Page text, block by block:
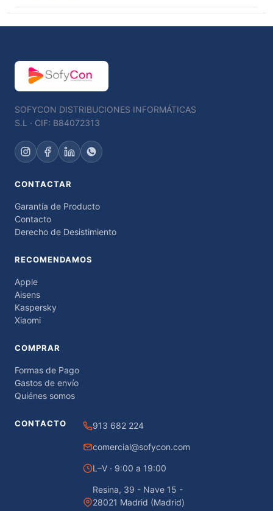
SOFYCON DISTRIBUCIONES INFORMÁTICAS
S.L · CIF: B84072313
CONTACTAR
Garantía de Producto
Contacto
Derecho de Desistimiento
RECOMENDAMOS
Apple
Aisens
Kaspersky
Xiaomi
COMPRAR
Formas de Pago
Gastos de envío
Quiénes somos
CONTACTO 913 682 224
comercial@sofycon.com
L–V · 9:00 a 19:00
Resina, 39 - Nave 15 -
28021 Madrid (Madrid)